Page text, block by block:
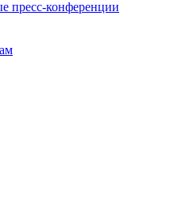
пресс-конференции